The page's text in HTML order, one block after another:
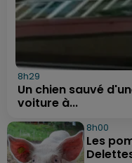
8h29
Un chien sauvé
voiture à...
8h00
Les